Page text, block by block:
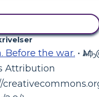
Before the war. •
Attribution